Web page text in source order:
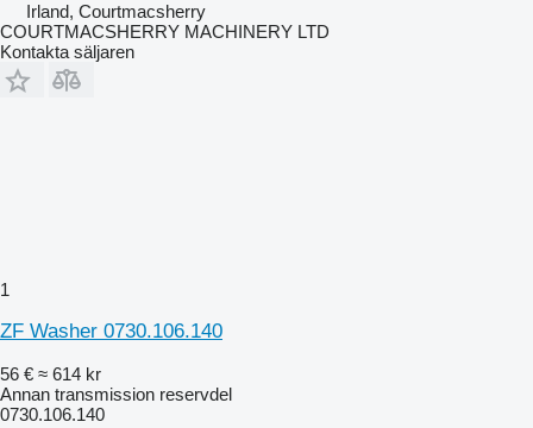
Irland, Courtmacsherry
COURTMACSHERRY MACHINERY LTD
Kontakta säljaren
1
ZF Washer 0730.106.140
56 € ≈ 614 kr
Annan transmission reservdel
0730.106.140